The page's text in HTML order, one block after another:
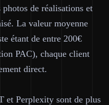
de réalisations et
La valeur moyenne
étant de entre 200€
PAC), chaque client
direct.
et Perplexity sont de plus